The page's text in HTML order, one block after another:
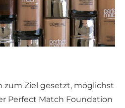
zum Ziel gesetzt, möglichst
Perfect Match Foundation